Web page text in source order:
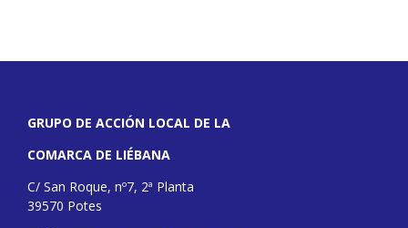
GRUPO DE ACCIÓN LOCAL DE LA
COMARCA DE LIÉBANA
C/ San Roque, nº7, 2ª Planta
39570 Potes